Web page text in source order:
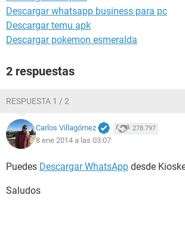
Descargar whatsapp business para pc
Descargar temu apk
Descargar pokemon esmeralda
2 respuestas
RESPUESTA 1 / 2
Carlos Villagómez 278.797
8 ene 2014 a las 03:07
Puedes Descargar WhatsApp desde
Saludos